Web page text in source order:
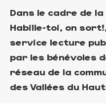
Dans le cadre de
Habille-toi, on
service lecture
par les bénévoles
réseau de la
des Vallées du